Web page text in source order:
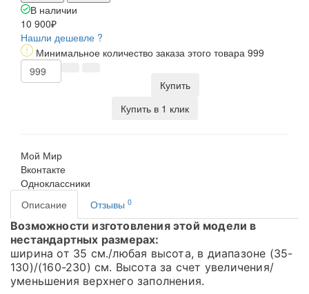
В наличии
10 900₽
Нашли дешевле ?
Минимальное количество заказа этого товара 999
Купить
Купить в 1 клик
Мой Мир
Вконтакте
Одноклассники
Описание
Отзывы 0
Возможности изготовления этой модели в
нестандартных размерах:
ширина от 35 см./любая высота, в диапазоне (35-
130)/(160-230) см. Высота за счет увеличения/
уменьшения верхнего заполнения.